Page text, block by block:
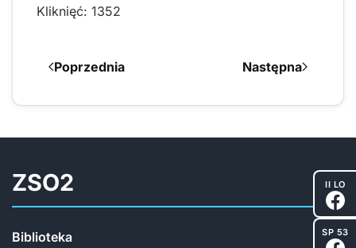
Kliknięć: 1352
Poprzednia Następna
ZSO2
Biblioteka
II LO
SP 53